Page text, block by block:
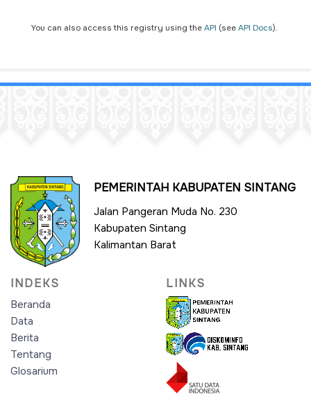
You can also access this registry using theAPI (seeAPI Docs).
PEMERINTAH KABUPATEN SINTANG
Jalan Pangeran Muda No. 230
Kabupaten Sintang
Kalimantan Barat
INDEKS
Beranda
Data
Berita
Tentang
Glosarium
LINKS